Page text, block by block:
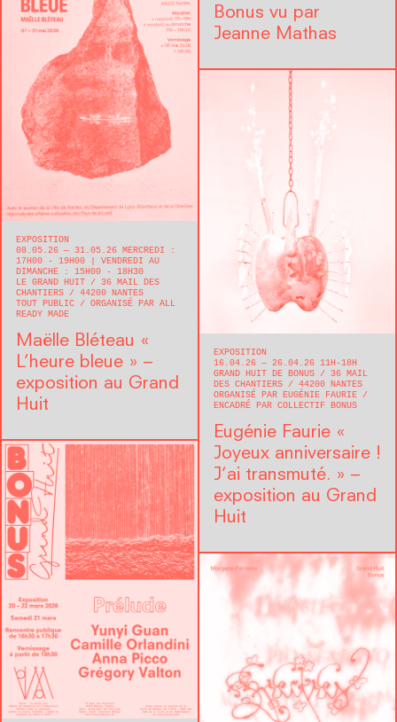
Bonus vu par
Jeanne Mathas
EXPOSITION
08.05.26 — 31.05.26 MERCREDI :
17H00 - 19H00 | VENDREDI AU
DIMANCHE : 15H00 - 18H30
LE GRAND HUIT
36 MAIL DES
CHANTIERS
44200 NANTES
TOUT PUBLIC
ORGANISÉ PAR ALL
READY MADE
Maëlle Bléteau « ​
L’heure bleue » –
exposition au Grand
Huit
EXPOSITION
16.04.26 — 26.04.26 11H-18H
GRAND HUIT DE BONUS
36 MAIL
DES CHANTIERS
44200 NANTES
ORGANISÉ PAR EUGÉNIE FAURIE
ENCADRÉ PAR COLLECTIF BONUS
Eugénie Faurie « ​
Joyeux anniversaire !
J’ai transmuté. » –
exposition au Grand
Huit